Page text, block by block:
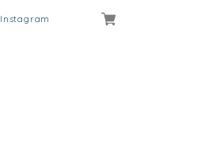
Instagram